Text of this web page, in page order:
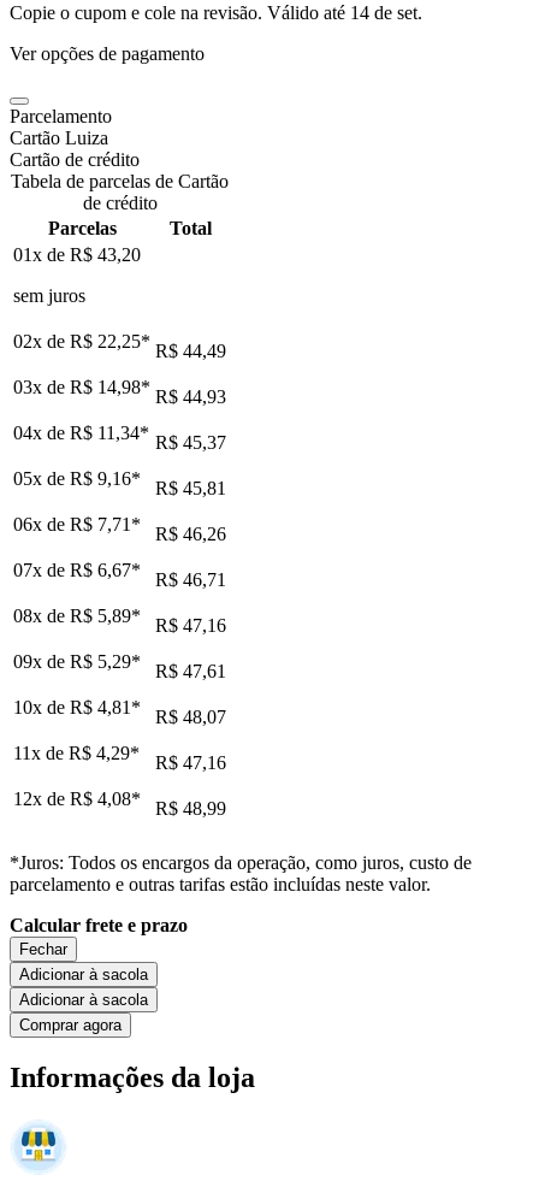
Copie o cupom e cole na revisão. Válido até 14 de set.
Ver opções de pagamento
Parcelamento
Cartão Luiza
Cartão de crédito
Tabela de parcelas de Cartão
de crédito
Parcelas
Total
01x de R$ 43,20
sem juros
02x de R$ 22,25* R$ 44,49
03x de R$ 14,98* R$ 44,93
04x de R$ 11,34* R$ 45,37
05x de R$ 9,16*
R$ 45,81
06x de R$ 7,71 *
R$ 46,26
07x de R$ 6,67*
R$ 46,71
08x de R$ 5,89*
R$ 47,16
09x de R$ 5,29*
R$ 47,61
10x de R$ 4,81 *
R$ 48,07
11x de R$ 4,29*
R$ 47,16
12x de R$ 4,08* R$ 48,99
*Juros: Todos os encargos da operação, como juros, custo de
parcelamento e outras tarifas estão incluídas neste valor.
Calcular frete e prazo
Fechar
Adicionar à sacola
Adicionar à sacola
Comprar agora
Informações da loja